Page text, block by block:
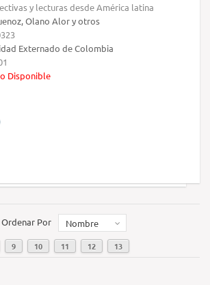
y lecturas desde América latina
Olano Alor y otros
Externado de Colombia
Disponible
Ordenar Por Nombre
9 10 11 12 13